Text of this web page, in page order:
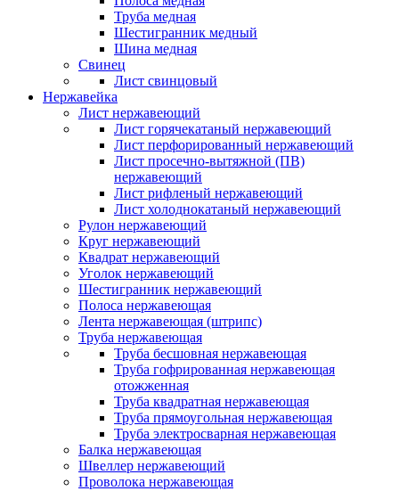
Труба медная
Шестигранник медный
Шина медная
Свинец
Лист свинцовый
Нержавейка
Лист нержавеющий
Лист горячекатаный нержавеющий
Лист перфорированный нержавеющий
Лист просечно-вытяжной (ПВ)
нержавеющий
Лист рифленый нержавеющий
Лист холоднокатаный нержавеющий
Рулон нержавеющий
Круг нержавеющий
Квадрат нержавеющий
Уголок нержавеющий
Шестигранник нержавеющий
Полоса нержавеющая
Лента нержавеющая (штрипс)
Труба нержавеющая
Труба бесшовная нержавеющая
Труба гофрированная нержавеющая
отожженная
Труба квадратная нержавеющая
Труба прямоугольная нержавеющая
Труба электросварная нержавеющая
Балка нержавеющая
Швеллер нержавеющий
Проволока нержавеющая